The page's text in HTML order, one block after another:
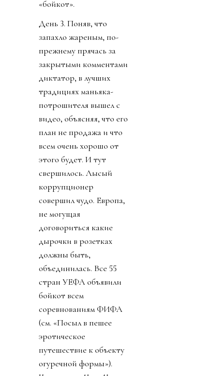
«бойкот».
День 3. Поняв, что
запахло жареным, по-
прежнему прячась за
закрытыми комментами
диктатор, в лучших
традициях маньяка-
потрошителя вышел с
видео, объясняя, что его
план не продажа и что
всем очень хорошо от
этого будет. И тут
свершилось. Лысый
коррупционер
совершил чудо. Европа,
не могущая
договориться какие
дырочки в розетках
должны быть,
объединилась. Все 55
стран УЕФА объявили
бойкот всем
соревнованиям ФИФА
(см. «Посыл в пешее
эротическое
путешествие к объекту
огуречной формы»).